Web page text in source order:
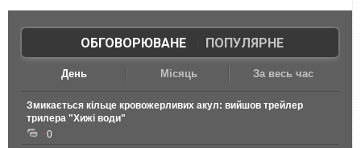
ОБГОВОРЮВАНЕ| ПОПУЛЯРНЕ
День Місяць За весь час
Змикається кільце кровожерливих акул: вийшов трейлер
трилера "Хижі води"
0